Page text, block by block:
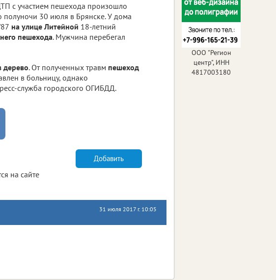
с участием пешехода произошло
полуночи 30 июля в Брянске. У дома
на улице Литейной 18-летний
пешехода. Мужчина перебегал
дерево. От полученных травм пешеход
в больницу, однако
служба городского ОГИБДД.
на сайте
Добавить
31 июля 2017 г. 10:05
ООО "Регион
центр", ИНН
4817003180